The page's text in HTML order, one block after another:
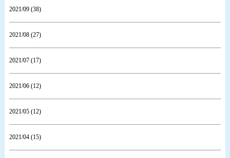
2021/09 (38)
2021/08 (27)
2021/07 (17)
2021/06 (12)
2021/05 (12)
2021/04 (15)